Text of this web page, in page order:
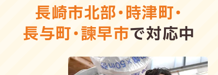
長崎市北部・時津町・
長与町・諫早市で対応中